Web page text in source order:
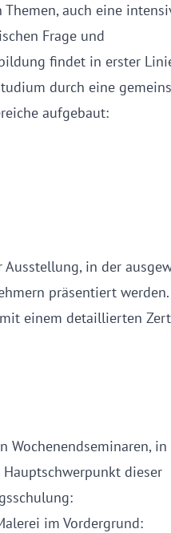
auch eine
Frage und
findet in erster
durch eine
aufgebaut:
Ausstellung, in der
präsentiert
einem detaillierten
Wochenendseminaren, in
dieser
im Vordergrund: